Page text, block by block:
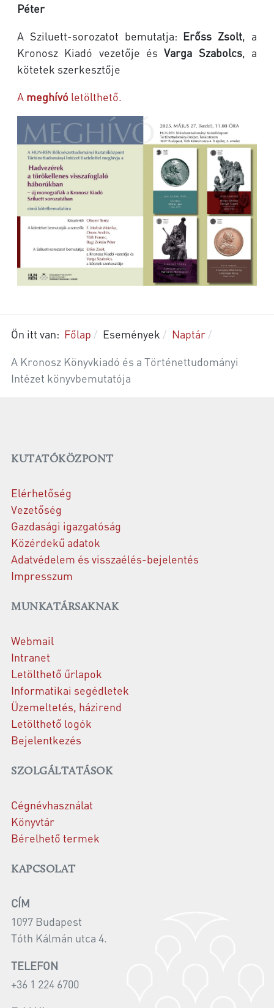
Péter
A Sziluett-sorozatot bemutatja: Erőss Zsolt , a
Kronosz Kiadó vezetője és Varga Szabolcs, a
kötetek szerkesztője
A meghívó letölthető.
Ön itt van: Főlap Események
Naptár
A Kronosz Könyvkiadó és a Történettudományi
Intézet könyvbemutatója
KUTATÓKÖZPONT
Elérhetőség
Vezetőség
Gazdasági igazgatóság
Közérdekű adatok
Adatvédelem és visszaélés-bejelentés
Impresszum
MUNKATÁRSAKNAK
Webmail
Intranet
Letölthető űrlapok
Informatikai segédletek
Üzemeltetés, házirend
Letölthető logók
Bejelentkezés
SZOLGÁLTATÁSOK
Cégnévhasználat
Könyvtár
Bérelhető termek
KAPCSOLAT
CÍM
1097 Budapest
Tóth Kálmán utca 4.
TELEFON
+36 1 224 6700